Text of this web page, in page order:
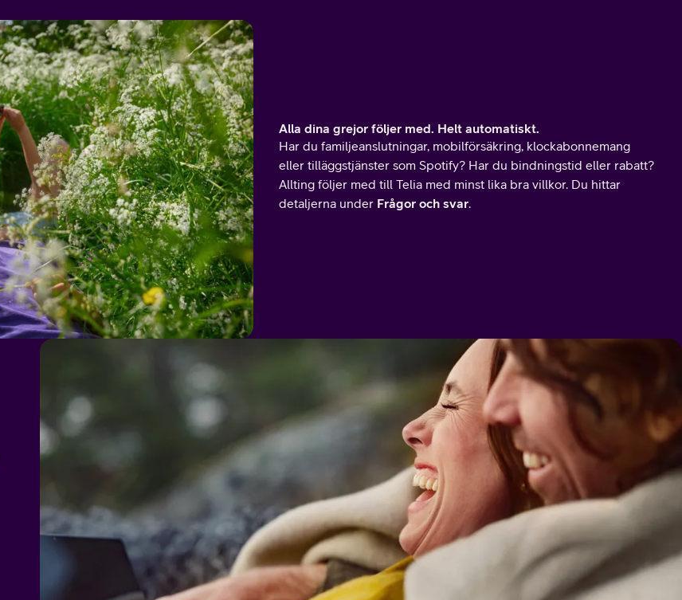
Alla dina grejor följer med. Helt automatiskt.
Har du familjeanslutningar, mobilförsäkring, klockabonnemang
eller tilläggstjänster som Spotify? Har du bindningstid eller rabatt?
Allting följer med till Telia med minst lika bra villkor. Du hittar
detaljerna under Frågor och svar.